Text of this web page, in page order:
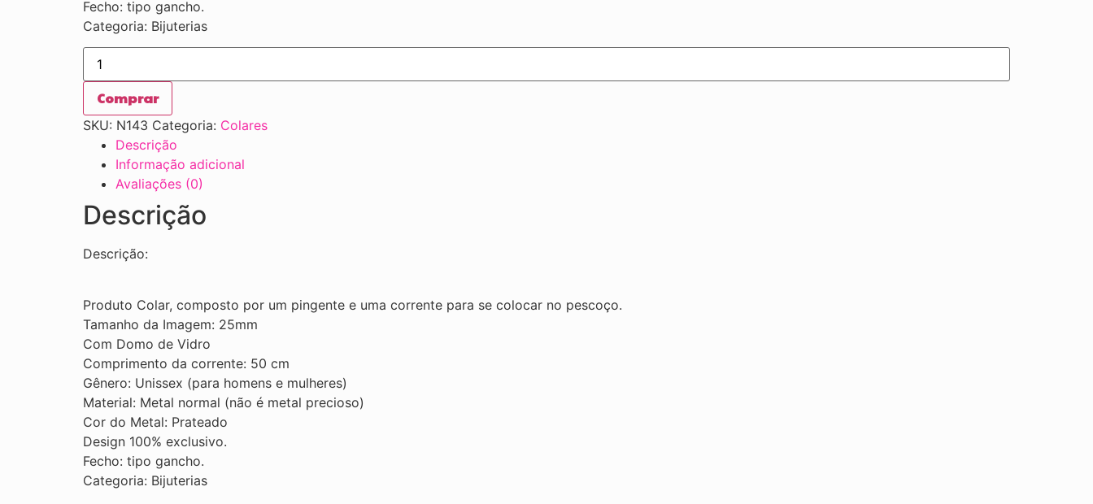
Fecho: tipo gancho.
Categoria: Bijuterias
Comprar
SKU: N143 Categoria: Colares
Descrição
Informação adicional
Avaliações (0)
Descrição
Descrição:
Produto Colar, composto por um pingente e uma corrente para se colocar no pescoço.
Tamanho da Imagem: 25mm
Com Domo de Vidro
Comprimento da corrente: 50 cm
Gênero: Unissex (para homens e mulheres)
Material: Metal normal (não é metal precioso)
Cor do Metal: Prateado
Design 100% exclusivo.
Fecho: tipo gancho.
Categoria: Bijuterias